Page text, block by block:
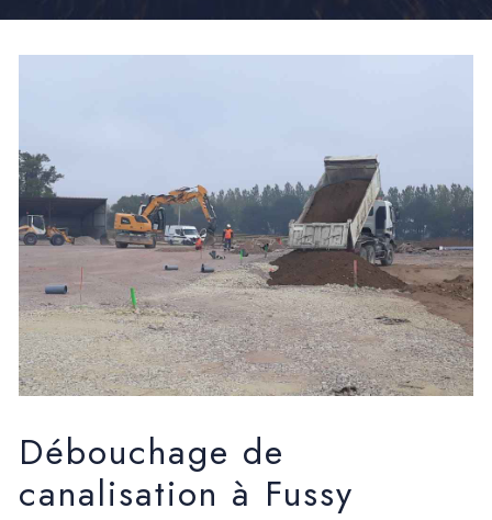
Débouchage de
canalisation à Fussy